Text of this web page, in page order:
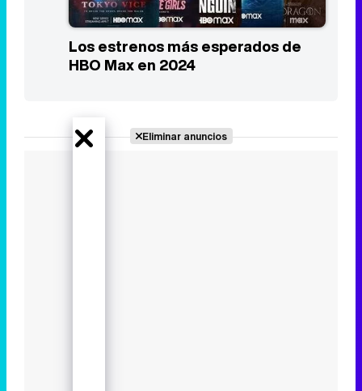
Los estrenos más esperados de
HBO Max en 2024
Eliminar anuncios